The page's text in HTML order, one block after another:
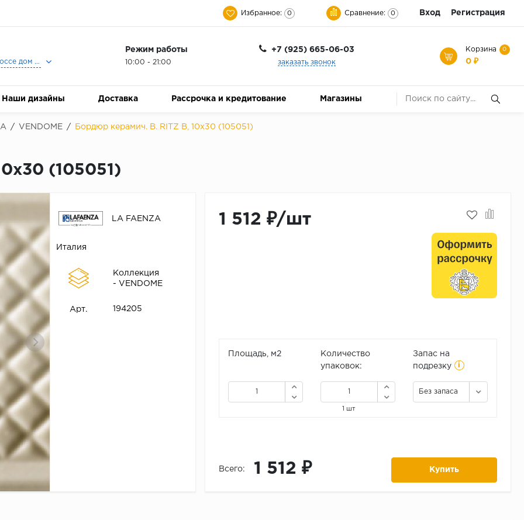
Избранное: 0 Сравнение: 0 Вход Регистрация
Москва, Ленинградское шоссе дом 25, Торговый Центр Family Room, 2-ой этаж, Магазин Керамический Бум.
Режим работы
10:00 - 21:00
+7 (925) 665-06-03
заказать звонок
Корзина 0
0 ₽
Наши дизайны Доставка Рассрочка и кредитование Магазины
/ VENDOME / Бордюр керамич. B. RITZ B, 10x30 (105051)
(105051)
LA FAENZA
Италия
Коллекция
- VENDOME
Арт. 194205
1 512 ₽/шт
Площадь, м2
Количество
упаковок:
1 шт
Запас на
подрезку
i
Без запаса
Всего: 1 512 ₽ Купить